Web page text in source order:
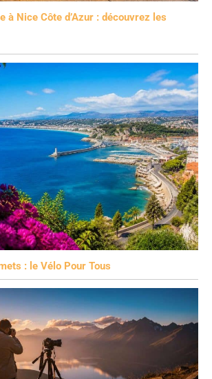
à Nice Côte d’Azur : découvrez les
: le Vélo Pour Tous